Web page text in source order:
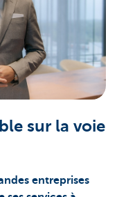
sur la voie
entreprises